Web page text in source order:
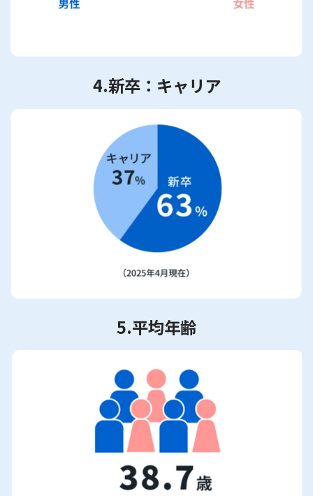
4.新卒：キャリア
5.平均年齢